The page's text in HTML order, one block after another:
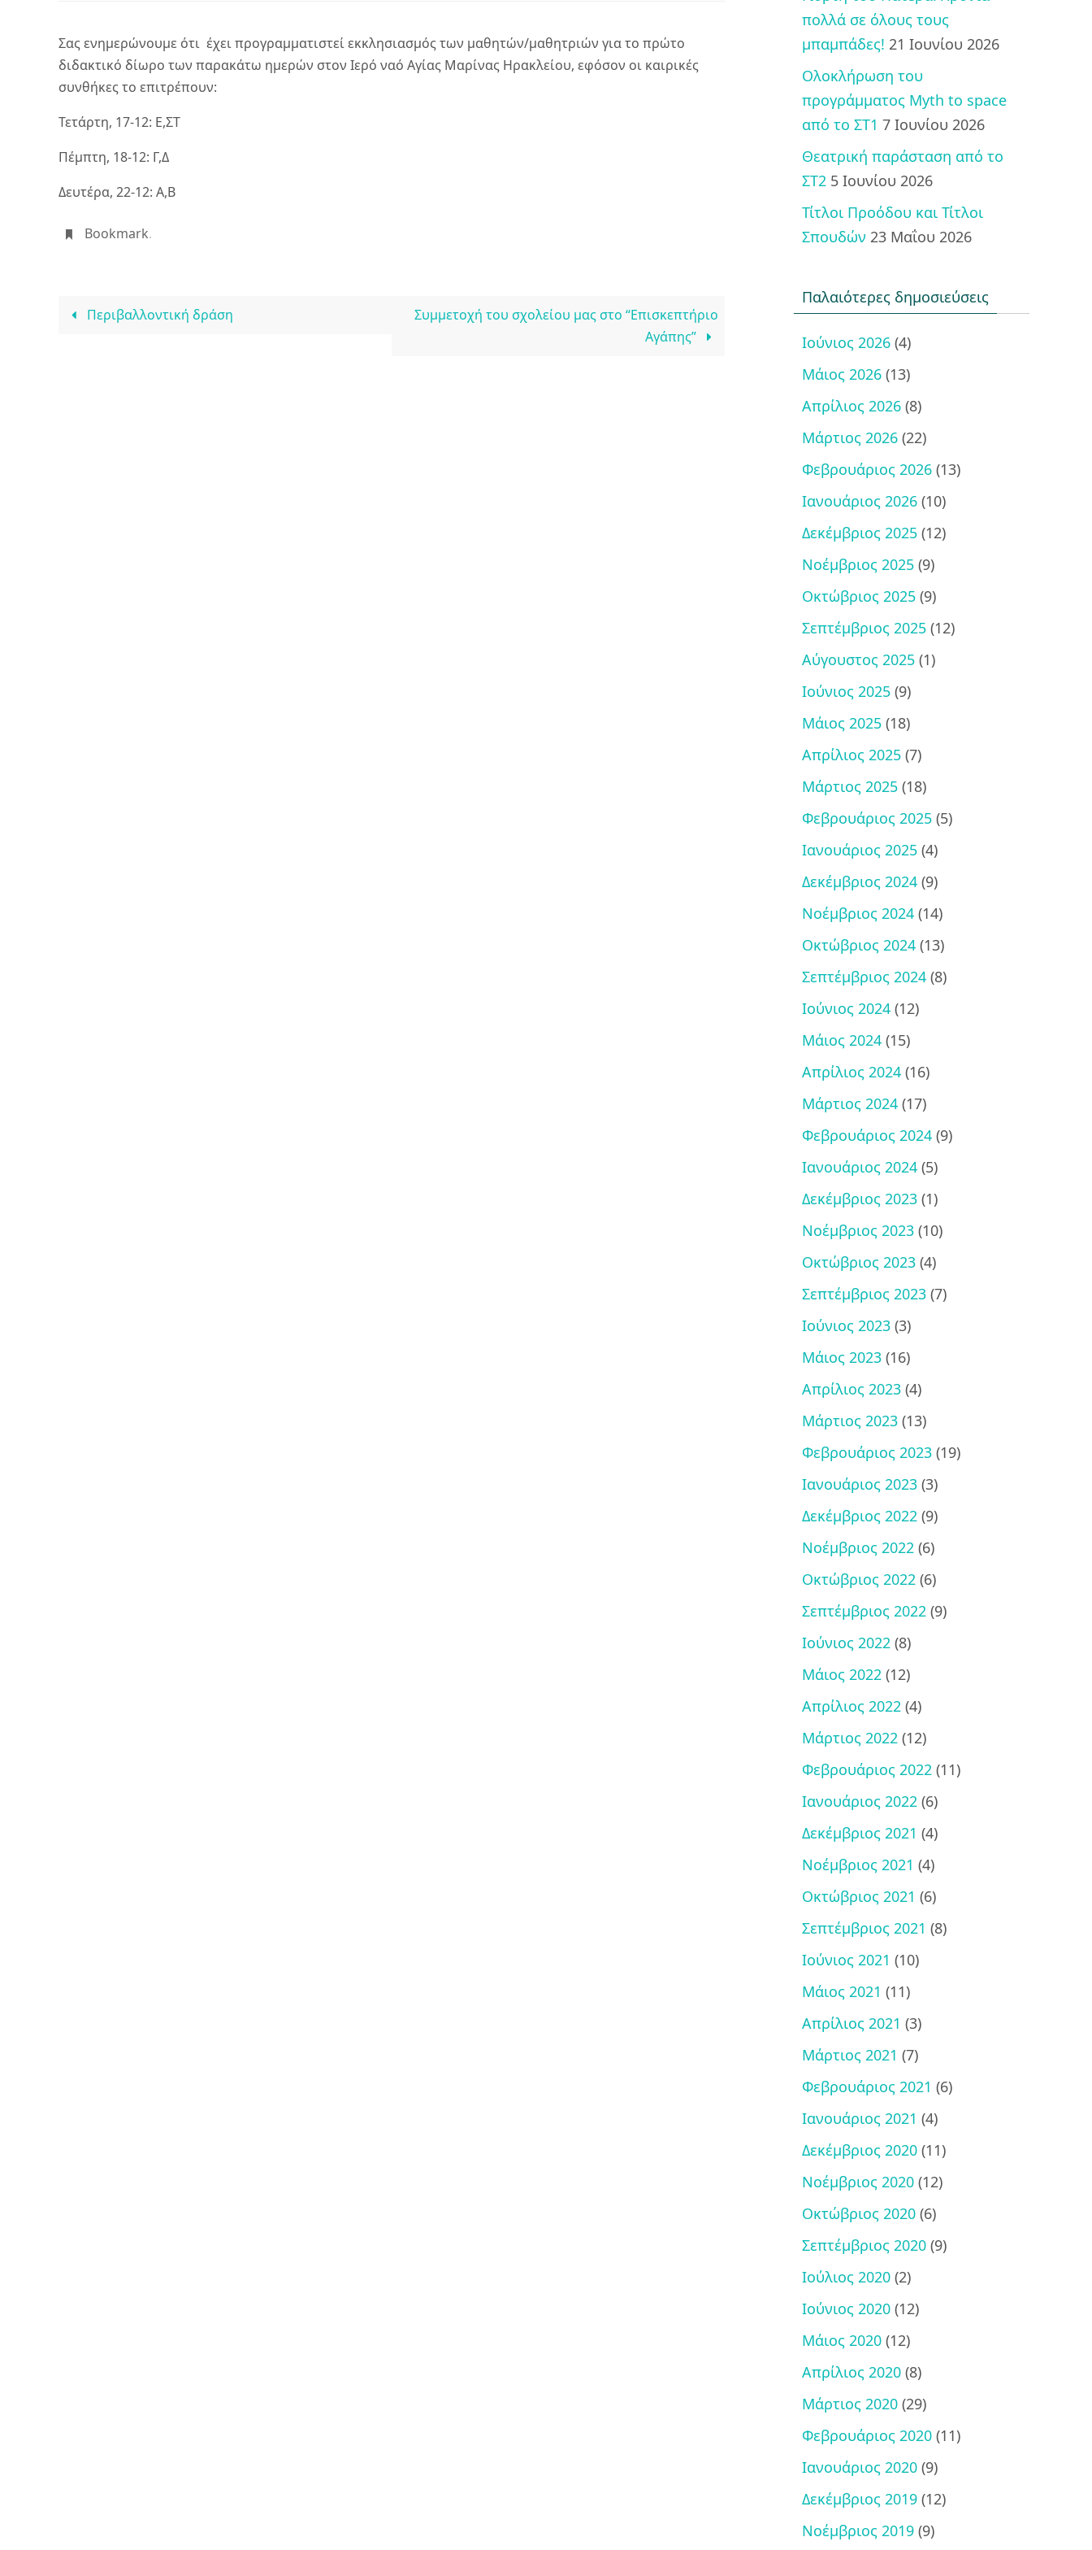
Σας ενημερώνουμε ότι έχει προγραμματιστεί εκκλησιασμός των μαθητών/μαθητριών για το πρώτο
διδακτικό δίωρο των παρακάτω ημερών στον Ιερό ναό Αγίας Μαρίνας Ηρακλείου, εφόσον οι καιρικές
συνθήκες το επιτρέπουν:
Τετάρτη, 17-12: Ε,ΣΤ
Πέμπτη, 18-12: Γ,Δ
Δευτέρα, 22-12: Α,Β
Bookmark.
Περιβαλλοντική δράση
Συμμετοχή του σχολείου μας στο “Επισκεπτήριο
Αγάπης”
πολλά σε όλους τους
μπαμπάδες! 21 Ιουνίου 2026
Ολοκλήρωση του
προγράμματος Myth to space
από το ΣΤ1 7 Ιουνίου 2026
Θεατρική παράσταση από το
ΣΤ2 5 Ιουνίου 2026
Τίτλοι Προόδου και Τίτλοι
Σπουδών 23 Μαΐου 2026
Παλαιότερες δημοσιεύσεις
Ιούνιος 2026 (4)
Μάιος 2026 (13)
Απρίλιος 2026 (8)
Μάρτιος 2026 (22)
Φεβρουάριος 2026 (13)
Ιανουάριος 2026 (10)
Δεκέμβριος 2025 (12)
Νοέμβριος 2025 (9)
Οκτώβριος 2025 (9)
Σεπτέμβριος 2025 (12)
Αύγουστος 2025 (1)
Ιούνιος 2025 (9)
Μάιος 2025 (18)
Απρίλιος 2025 (7)
Μάρτιος 2025 (18)
Φεβρουάριος 2025 (5)
Ιανουάριος 2025 (4)
Δεκέμβριος 2024 (9)
Νοέμβριος 2024 (14)
Οκτώβριος 2024 (13)
Σεπτέμβριος 2024 (8)
Ιούνιος 2024 (12)
Μάιος 2024 (15)
Απρίλιος 2024 (16)
Μάρτιος 2024 (17)
Φεβρουάριος 2024 (9)
Ιανουάριος 2024 (5)
Δεκέμβριος 2023 (1)
Νοέμβριος 2023 (10)
Οκτώβριος 2023 (4)
Σεπτέμβριος 2023 (7)
Ιούνιος 2023 (3)
Μάιος 2023 (16)
Απρίλιος 2023 (4)
Μάρτιος 2023 (13)
Φεβρουάριος 2023 (19)
Ιανουάριος 2023 (3)
Δεκέμβριος 2022 (9)
Νοέμβριος 2022 (6)
Οκτώβριος 2022 (6)
Σεπτέμβριος 2022 (9)
Ιούνιος 2022 (8)
Μάιος 2022 (12)
Απρίλιος 2022 (4)
Μάρτιος 2022 (12)
Φεβρουάριος 2022 (11)
Ιανουάριος 2022 (6)
Δεκέμβριος 2021 (4)
Νοέμβριος 2021 (4)
Οκτώβριος 2021 (6)
Σεπτέμβριος 2021 (8)
Ιούνιος 2021 (10)
Μάιος 2021 (11)
Απρίλιος 2021 (3)
Μάρτιος 2021 (7)
Φεβρουάριος 2021 (6)
Ιανουάριος 2021 (4)
Δεκέμβριος 2020 (11)
Νοέμβριος 2020 (12)
Οκτώβριος 2020 (6)
Σεπτέμβριος 2020 (9)
Ιούλιος 2020 (2)
Ιούνιος 2020 (12)
Μάιος 2020 (12)
Απρίλιος 2020 (8)
Μάρτιος 2020 (29)
Φεβρουάριος 2020 (11)
Ιανουάριος 2020 (9)
Δεκέμβριος 2019 (12)
Νοέμβριος 2019 (9)